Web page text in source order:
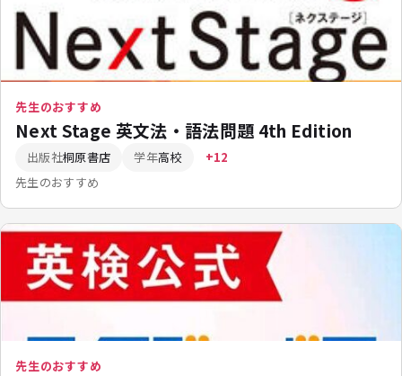
先生のおすすめ
Next Stage 英文法・語法問題 4th Edition
出版社桐原書店 学年高校 +12
先生のおすすめ
先生のおすすめ